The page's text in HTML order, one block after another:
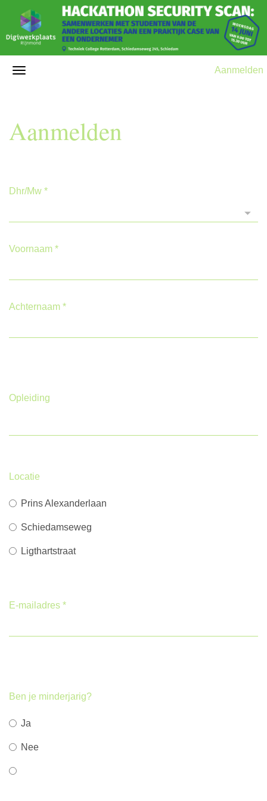
Aanmelden
Aanmelden
Dhr/Mw *
Voornaam *
Achternaam *
Opleiding
Locatie
Prins Alexanderlaan
Schiedamseweg
Ligthartstraat
E-mailadres *
Ben je minderjarig?
Ja
Nee